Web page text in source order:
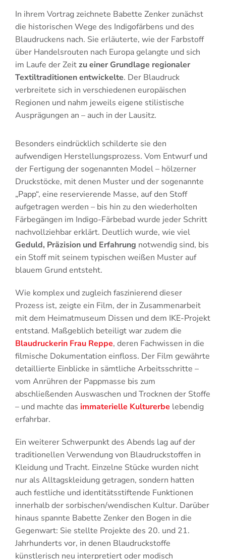
In ihrem Vortrag zeichnete Babette Zenker zunächst
die historischen Wege des Indigofärbens und des
Blaudruckens nach. Sie erläuterte, wie der Farbstoff
über Handelsrouten nach Europa gelangte und sich
im Laufe der Zeitzu einer Grundlage regionaler
Textiltraditionen entwickelte. Der Blaudruck
verbreitete sich in verschiedenen europäischen
Regionen und nahm jeweils eigene stilistische
Ausprägungen an – auch in der Lausitz.
Besonders eindrücklich schilderte sie den
aufwendigen Herstellungsprozess. Vom Entwurf und
der Fertigung der sogenannten Model – hölzerner
Druckstöcke, mit denen Muster und der sogenannte
„Papp“, eine reservierende Masse, auf den Stoff
aufgetragen werden – bis hin zu den wiederholten
Färbegängen im Indigo-Färbebad wurde jeder Schritt
nachvollziehbar erklärt. Deutlich wurde, wie viel
Geduld, Präzision und Erfahrung notwendig sind, bis
ein Stoff mit seinem typischen weißen Muster auf
blauem Grund entsteht.
Wie komplex und zugleich faszinierend dieser
Prozess ist, zeigte ein Film, der in Zusammenarbeit
mit dem Heimatmuseum Dissen und dem IKE-Projekt
entstand. Maßgeblich beteiligt war zudem die
Blaudruckerin Frau Reppe, deren Fachwissen in die
filmische Dokumentation einfloss. Der Film gewährte
detaillierte Einblicke in sämtliche Arbeitsschritte –
vom Anrühren der Pappmasse bis zum
abschließenden Auswaschen und Trocknen der Stoffe
– und machte das immaterielle Kulturerbe lebendig
erfahrbar.
Ein weiterer Schwerpunkt des Abends lag auf der
traditionellen Verwendung von Blaudruckstoffen in
Kleidung und Tracht. Einzelne Stücke wurden nicht
nur als Alltagskleidung getragen, sondern hatten
auch festliche und identitätsstiftende Funktionen
innerhalb der sorbischen/wendischen Kultur. Darüber
hinaus spannte Babette Zenker den Bogen in die
Gegenwart: Sie stellte Projekte des 20. und 21.
Jahrhunderts vor, in denen Blaudruckstoffe
künstlerisch neu interpretiert oder modisch